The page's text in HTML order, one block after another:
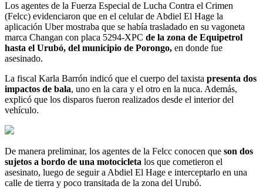
Los agentes de la Fuerza Especial de Lucha Contra el Crimen
(Felcc) evidenciaron que en el celular de Abdiel El Hage la
aplicación Uber mostraba que se había trasladado en su vagoneta
marca Changan con placa 5294-XPC de la zona de Equipetrol
hasta el Urubó, del municipio de Porongo, en donde fue
asesinado.
La fiscal Karla Barrón indicó que el cuerpo del taxista presenta dos
impactos de bala, uno en la cara y el otro en la nuca. Además,
explicó que los disparos fueron realizados desde el interior del
vehículo.
De manera preliminar, los agentes de la Felcc conocen que son dos
sujetos a bordo de una motocicleta los que cometieron el
asesinato, luego de seguir a Abdiel El Hage e interceptarlo en una
calle de tierra y poco transitada de la zona del Urubó.